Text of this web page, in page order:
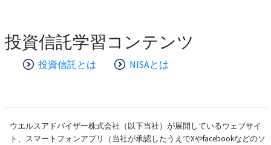
投資信託学習コンテンツ
投資信託とは NISAとは
ウエルスアドバイザー株式会社（以下当社）が展開しているウェブサイ
ト、スマートフォンアプリ（当社が承認したうえでXやfacebookなどのソ